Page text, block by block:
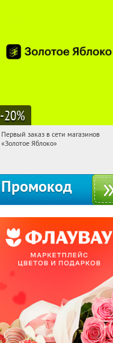
-20%
10:16:06
Получи первым!
Первый заказ в сети магазинов
«Золотое Яблоко»
Промокод